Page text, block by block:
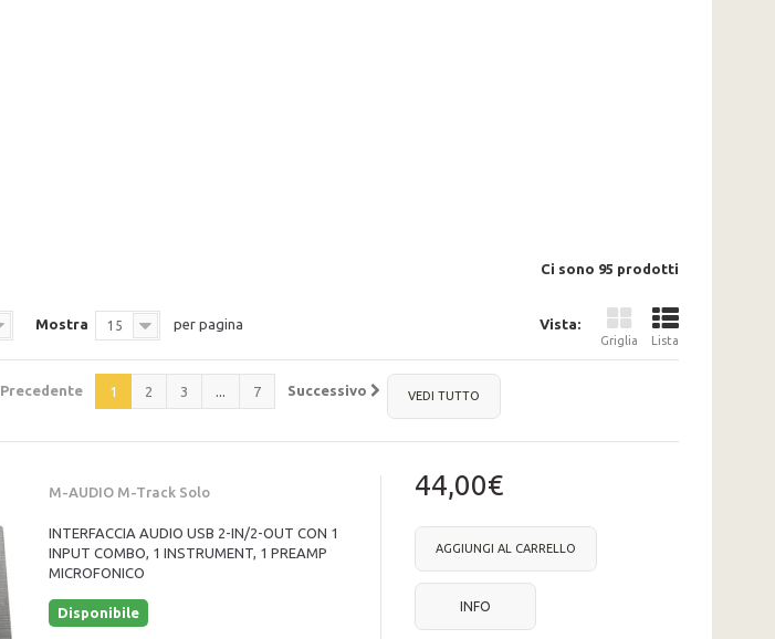
Ci sono 95 prodotti
Vista:
Griglia Lista
Mostra 15 per pagina
VEDI TUTTO
Precedente 1 2 3 7 Successivo
M-AUDIO M-Track Solo
INTERFACCIA AUDIO USB 2-IN/2-OUT CON 1
INPUT COMBO, 1 INSTRUMENT, 1 PREAMP
MICROFONICO
Disponibile
44,00€
AGGIUNGI AL CARRELLO
INFO